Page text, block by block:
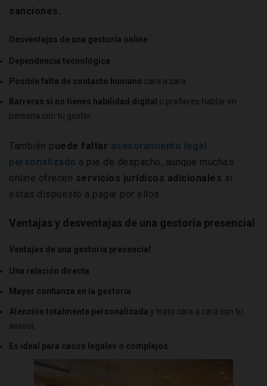
sanciones.
Desventajas de una gestoría online
Dependencia tecnológica
Posible falta de contacto humano cara a cara
Barreras si no tienes habilidad digital o prefieres hablar en
persona con tu gestor.
También puede faltar asesoramiento legal
personalizado a pie de despacho, aunque muchas
online ofrecen servicios jurídicos adicionales si
estás dispuesto a pagar por ellos.
Ventajas y desventajas de una gestoría presencial
Ventajas de una gestoría presencial
Una relación directa
Mayor confianza en la gestoría
Atención totalmente personalizada y trato cara a cara con tu
asesor,
Es ideal para casos legales o complejos.